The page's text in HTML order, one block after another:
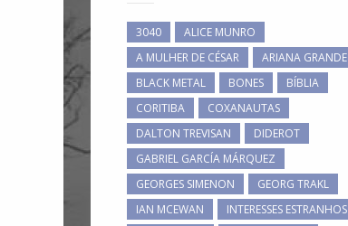
3040
ALICE MUNRO
A MULHER DE CÉSAR
ARIANA GRANDE
BLACK METAL
BONES
BÍBLIA
CORITIBA
COXANAUTAS
DALTON TREVISAN
DIDEROT
GABRIEL GARCÍA MÁRQUEZ
GEORGES SIMENON
GEORG TRAKL
IAN MCEWAN
INTERESSES ESTRANHOS